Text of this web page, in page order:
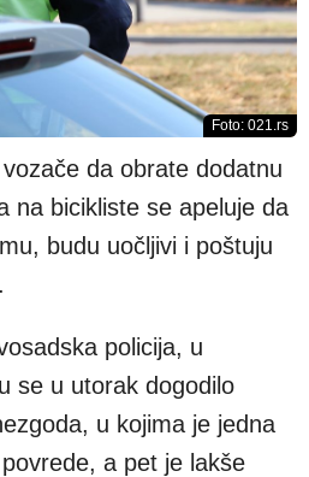
Foto: 021.rs
da obrate dodatnu
na bicikliste se apeluje da
budu uočljivi i poštuju
policija, u
se u utorak dogodilo
u kojima je jedna
a pet je lakše